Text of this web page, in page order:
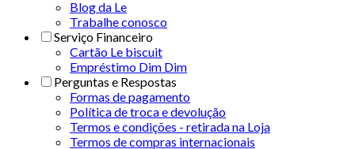
Blog da Le
Trabalhe conosco
Serviço Financeiro
Cartão Le biscuit
Empréstimo Dim Dim
Perguntas e Respostas
Formas de pagamento
Política de troca e devolução
Termos e condições - retirada na Loja
Termos de compras internacionais